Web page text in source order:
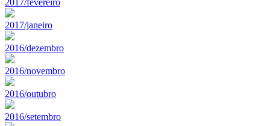
2017/janeiro
2016/dezembro
2016/novembro
2016/outubro
2016/setembro